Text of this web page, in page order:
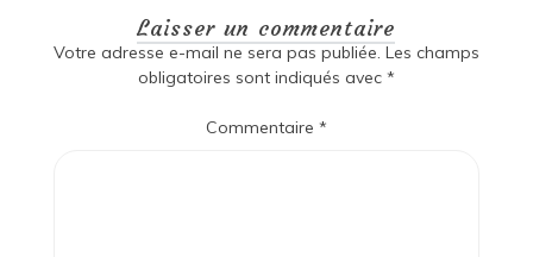
Laisser un commentaire
Votre adresse e-mail ne sera pas publiée. Les champs
obligatoires sont indiqués avec *
Commentaire *